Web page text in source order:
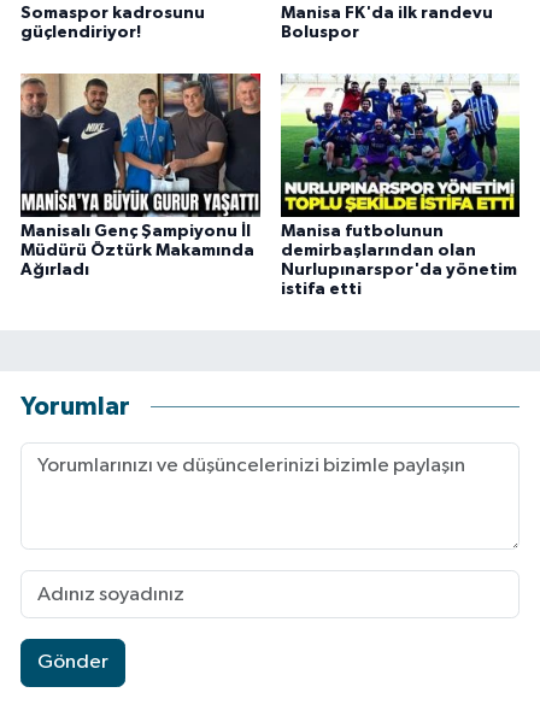
Somaspor kadrosunu
güçlendiriyor!
Manisa FK'da ilk randevu
Boluspor
Manisalı Genç Şampiyonu İl
Müdürü Öztürk Makamında
Ağırladı
Manisa futbolunun
demirbaşlarından olan
Nurlupınarspor'da yönetim
istifa etti
Yorumlar
Gönder